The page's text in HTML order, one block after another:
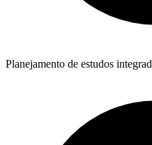
Planejamento de estudos